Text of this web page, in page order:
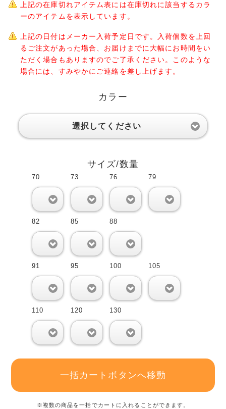
上記の在庫切れアイテム表には在庫切れに該当するカラ
ーのアイテムを表示しています。
上記の日付はメーカー入荷予定日です。入荷個数を上回
るご注文があった場合、お届けまでに大幅にお時間をい
ただく場合もありますのでご了承ください。このような
場合には、すみやかにご連絡を差し上げます。
カラー
選択してください
サイズ/数量
70 73 76 79
82 85 88
91 95 100 105
110 120 130
一括カートボタンへ移動
※複数の商品を一括でカートに入れることができます。